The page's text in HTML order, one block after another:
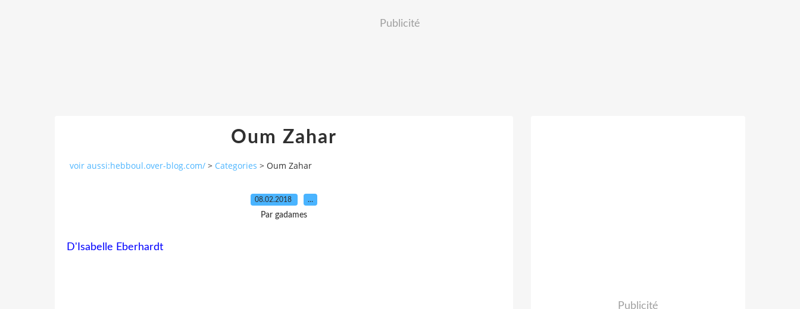
Publicité
Oum Zahar
voir aussi:hebboul.over-blog.com/ > Categories > Oum Zahar
08.02.2018 …
Par gadames
D'Isabelle Eberhardt
Publicité